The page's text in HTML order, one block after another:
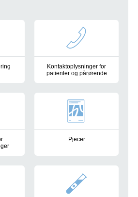
om adresse og
Kontaktoplysninger for
patienter og pårørende
Pjecer